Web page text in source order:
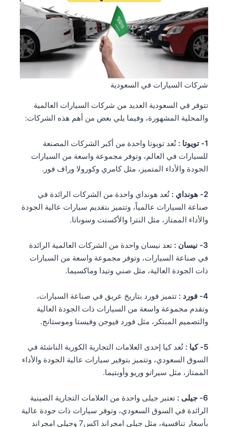
شركات السيارات في السعودية
تتوفر في السعودية العديد من شركات السيارات العالمية
والمحلية المشهورة، وفيما يلي بعض من أهم هذه الشركات:
1- تويوتا :
تُعد تويوتا واحدة من أكبر الشركات المصنعة
للسيارات في العالم، وتوفر مجموعة واسعة من السيارات
الجودة والأداء المتميز، مثل كامري وكورولا وراف فور.
2- هونداي :
تُعد هونداي واحدة من الشركات الرائدة في
صناعة السيارات عالمياً، وتتميز بتقديم سيارات عالية الجودة
والأداء الممتاز، مثل النترا والأكسنت وسوناتا.
3- نيسان :
تعد نيسان واحدة من الشركات العالمية الرائدة
في صناعة السيارات، وتوفر مجموعة واسعة من السيارات
ذات الجودة العالية، مثل صني وتيدا وماكسيما.
4- فورد :
تتميز فورد بتاريخ عريق في صناعة السيارات،
وتقدم مجموعة واسعة من السيارات ذات الجودة العالية
والتصميم المبتكر، مثل فورد فيوجن وفيستا وموستانج.
5- كيا :
تُعد كيا إحدى العلامات التجارية الكورية الناشئة في
السوق السعودي، وتتميز بتوفير سيارات عالية الجودة والأداء
الممتاز، مثل سيراتو وريو وأوبتيما.
6- جيلى :
تعتبر جيلى واحدة من العلامات التجارية الصينية
الرائدة في السوق السعودي، وتوفر سيارات ذات جودة عالية
بأسعار تنافسية، مثل جيلى امجراند اكس7 وجيلى امجراند